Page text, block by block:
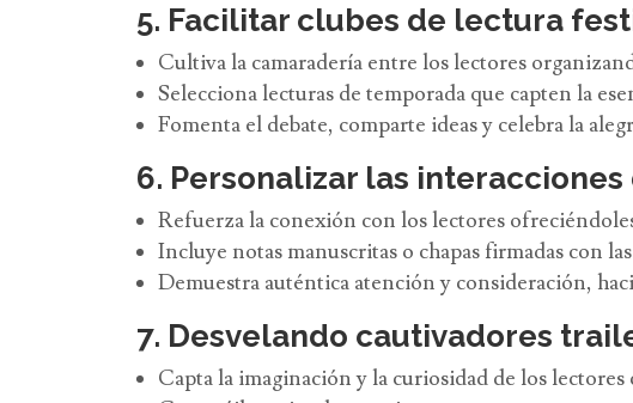
5. Facilitar clubes de lectura
Cultiva la camaradería entre los lectores
Selecciona lecturas de temporada que capten la
Fomenta el debate, comparte ideas y celebra la
6. Personalizar las
Refuerza la conexión con los lectores
Incluye notas manuscritas o chapas firmadas con
Demuestra auténtica atención y consideración,
7. Desvelando cautivadores
Capta la imaginación y la curiosidad de los